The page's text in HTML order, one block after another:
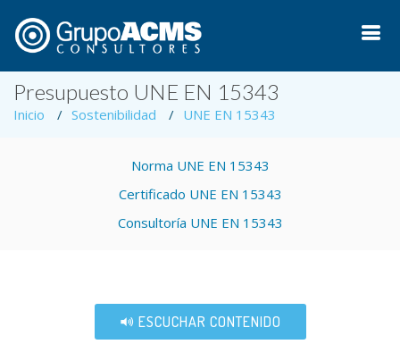
Presupuesto UNE EN 15343
Inicio Sostenibilidad UNE EN 15343
Norma UNE EN 15343
Certificado UNE EN 15343
Consultoría UNE EN 15343
ESCUCHAR CONTENIDO